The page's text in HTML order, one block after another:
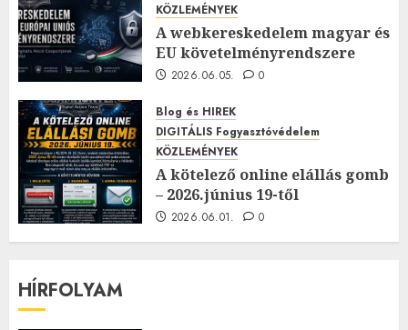
KÖZLEMÉNYEK
A webkereskedelem magyar és
EU követelményrendszere
2026.06.05. 0
Blog és HIREK
DIGITÁLIS Fogyasztóvédelem
KÖZLEMÉNYEK
A kötelező online elállás gomb
– 2026.június 19-től
2026.06.01. 0
HÍRFOLYAM